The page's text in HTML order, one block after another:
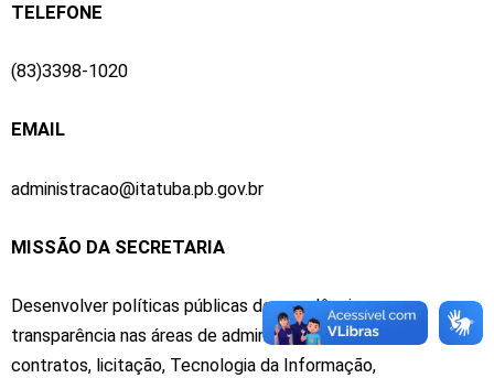
TELEFONE
(83)3398-1020
EMAIL
administracao@itatuba.pb.gov.br
MISSÃO DA SECRETARIA
Desenvolver políticas públicas de excelência e
transparência nas áreas de administração, compras e
contratos, licitação, Tecnologia da Informação,